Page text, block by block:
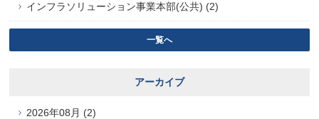
インフラソリューション事業本部(公共) (2)
一覧へ
アーカイブ
2026年08月 (2)